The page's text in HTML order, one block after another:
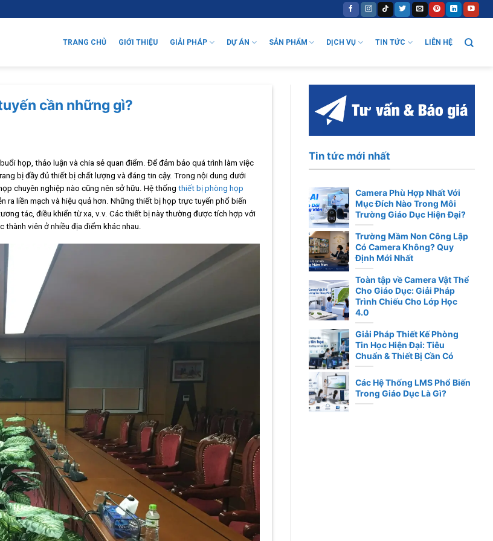
TRANG CHỦ GIỚI THIỆU GIẢI PHÁP DỰ ÁN SẢN PHẨM DỊCH VỤ TIN TỨC LIÊN HỆ
cần những gì?
họp, thảo luận và chia sẻ quan điểm. Để đảm bảo quá trình làm việc
bị đầy đủ thiết bị chất lượng và đáng tin cậy. Trong nội dung dưới
chuyên nghiệp nào cũng nên sở hữu. Hệ thống thiết bị phòng họp
ra liền mạch và hiệu quả hơn. Những thiết bị họp trực tuyến phổ biến
tác, điều khiển từ xa, v.v. Các thiết bị này thường được tích hợp với
viên ở nhiều địa điểm khác nhau.
Tin tức mới nhất
Camera Phù Hợp Nhất Với
Mục Đích Nào Trong Môi
Trường Giáo Dục Hiện Đại?
Trường Mầm Non Công Lập
Có Camera Không? Quy
Định Mới Nhất
Toàn tập về Camera Vật Thể
Cho Giáo Dục: Giải Pháp
Trình Chiếu Cho Lớp Học
4.0
Giải Pháp Thiết Kế Phòng
Tin Học Hiện Đại: Tiêu
Chuẩn & Thiết Bị Cần Có
Các Hệ Thống LMS Phổ Biến
Trong Giáo Dục Là Gì?